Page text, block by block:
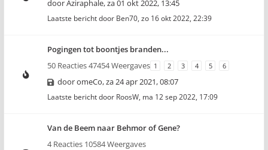
doorAziraphale,za 01 okt 2022, 13:45
Laatste bericht door Ben70, zo 16 okt 2022, 22:39
Pogingen tot boontjes branden...
50 Reacties 47454 Weergaves 1 2 3 4 5 6
dooromeCo,za 24 apr 2021, 08:07
Laatste bericht door RoosW, ma 12 sep 2022, 17:09
Van de Beem naar Behmor of Gene?
4 Reacties 10584 Weergaves